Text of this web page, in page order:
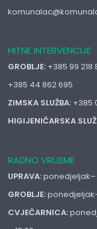
HITNE INTERVENCIJE
GROBLJE: +385 99 218
+385 44 862 695
ZIMSKA SLUŽBA: +385
HIGIJENIČARSKA
RADNO VRIJEME
UPRAVA:ponedjeljak–
GROBLJE:
CVJEĆARNICA: